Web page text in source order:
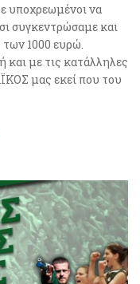
υποχρεωμένοι να
συγκεντρώσαμε και
1000 ευρώ.
με τις κατάλληλες
μας εκεί που του